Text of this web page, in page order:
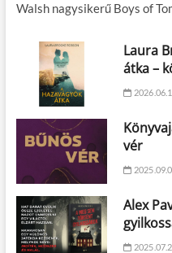
Walsh nagysikerű Boys of
Laura
átka –
vér
Alex